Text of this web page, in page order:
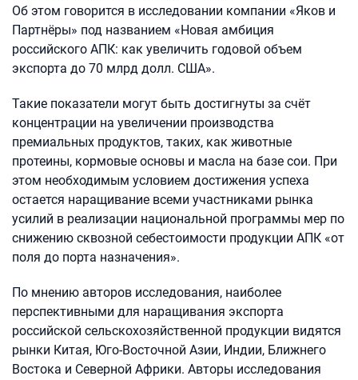
Об этом говорится в исследовании компании «Яков и
Партнёры» под названием «Новая амбиция
российского АПК: как увеличить годовой объем
экспорта до 70 млрд долл. США».
Такие показатели могут быть достигнуты за счёт
концентрации на увеличении производства
премиальных продуктов, таких, как животные
протеины, кормовые основы и масла на базе сои. При
этом необходимым условием достижения успеха
остается наращивание всеми участниками рынка
усилий в реализации национальной программы мер по
снижению сквозной себестоимости продукции АПК «от
поля до порта назначения».
По мнению авторов исследования, наиболее
перспективными для наращивания экспорта
российской сельскохозяйственной продукции видятся
рынки Китая, Юго-Восточной Азии, Индии, Ближнего
Востока и Северной Африки. Авторы исследования